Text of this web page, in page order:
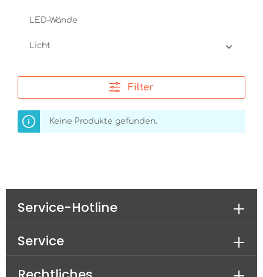
LED-Wände
Licht
Filter
Keine Produkte gefunden.
Service-Hotline
Service